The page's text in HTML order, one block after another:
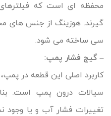
محفظه ای است که
گیرند. هوزینگ از جنس های
سی ساخته می شود.
– گیج فشار پمپ:
کاربرد اصلی این قطعه در
سیالات درون پمپ است.
تغییرات فشار آب و یا وجود